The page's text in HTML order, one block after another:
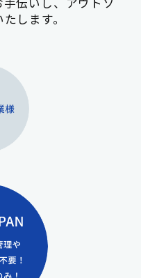
します。